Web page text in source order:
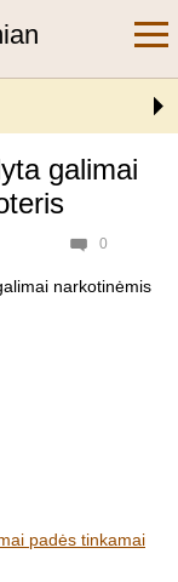
galimai
0
narkotinėmis
padės tinkamai